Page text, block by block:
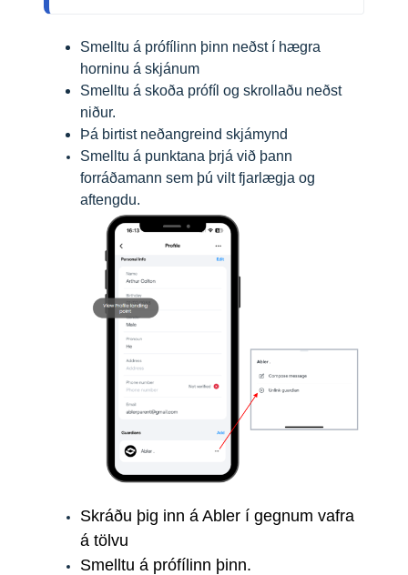
Smelltu á prófílinn þinn neðst í hægra
horninu á skjánum
Smelltu á skoða prófíl og skrollaðu neðst
niður.
Þá birtist neðangreind skjámynd
Smelltu á punktana þrjá við þann
forráðamann sem þú vilt fjarlægja og
aftengdu.
Skráðu þig inn á Abler í gegnum vafra
á tölvu
Smelltu á prófílinn þinn.